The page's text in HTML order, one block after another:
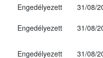
Engedélyezett
31/08/
Engedélyezett
31/08/
Engedélyezett 31/08/